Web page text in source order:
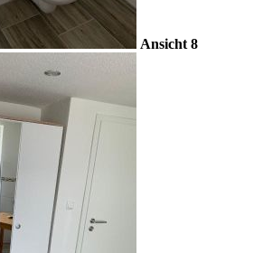
Ansicht 8